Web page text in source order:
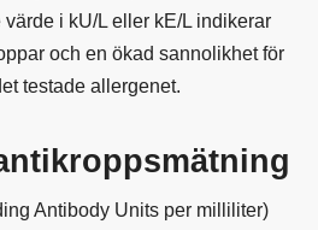
i kU/L eller kE/L indikerar
och en ökad sannolikhet för
testade allergenet.
Antibody Units per milliliter)